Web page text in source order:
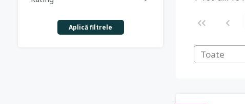
Aplică filtrele
Toate